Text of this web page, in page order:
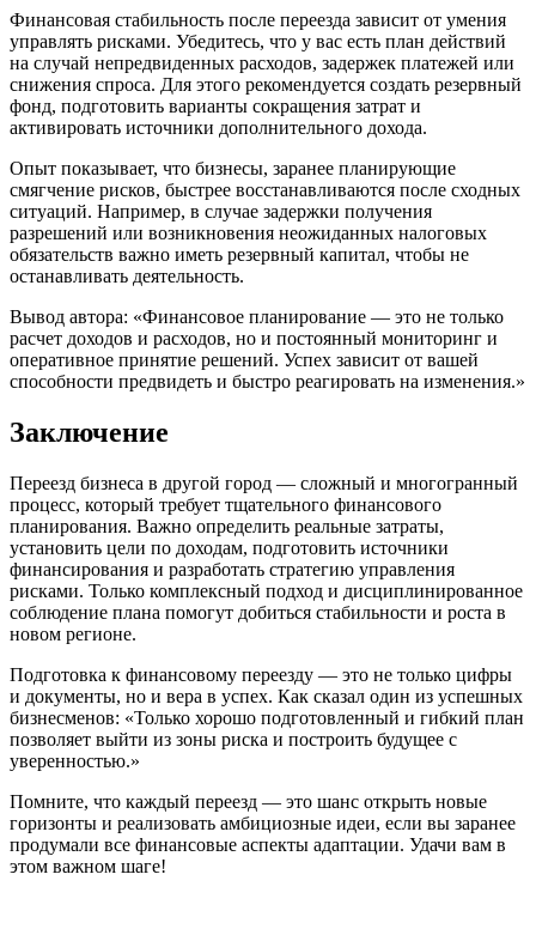
Финансовая стабильность после переезда зависит от умения
управлять рисками. Убедитесь, что у вас есть план действий
на случай непредвиденных расходов, задержек платежей или
снижения спроса. Для этого рекомендуется создать резервный
фонд, подготовить варианты сокращения затрат и
активировать источники дополнительного дохода.
Опыт показывает, что бизнесы, заранее планирующие
смягчение рисков, быстрее восстанавливаются после сходных
ситуаций. Например, в случае задержки получения
разрешений или возникновения неожиданных налоговых
обязательств важно иметь резервный капитал, чтобы не
останавливать деятельность.
Вывод автора: «Финансовое планирование — это не только
расчет доходов и расходов, но и постоянный мониторинг и
оперативное принятие решений. Успех зависит от вашей
способности предвидеть и быстро реагировать на изменения.»
Заключение
Переезд бизнеса в другой город — сложный и многогранный
процесс, который требует тщательного финансового
планирования. Важно определить реальные затраты,
установить цели по доходам, подготовить источники
финансирования и разработать стратегию управления
рисками. Только комплексный подход и дисциплинированное
соблюдение плана помогут добиться стабильности и роста в
новом регионе.
Подготовка к финансовому переезду — это не только цифры
и документы, но и вера в успех. Как сказал один из успешных
бизнесменов: «Только хорошо подготовленный и гибкий план
позволяет выйти из зоны риска и построить будущее с
уверенностью.»
Помните, что каждый переезд — это шанс открыть новые
горизонты и реализовать амбициозные идеи, если вы заранее
продумали все финансовые аспекты адаптации. Удачи вам в
этом важном шаге!